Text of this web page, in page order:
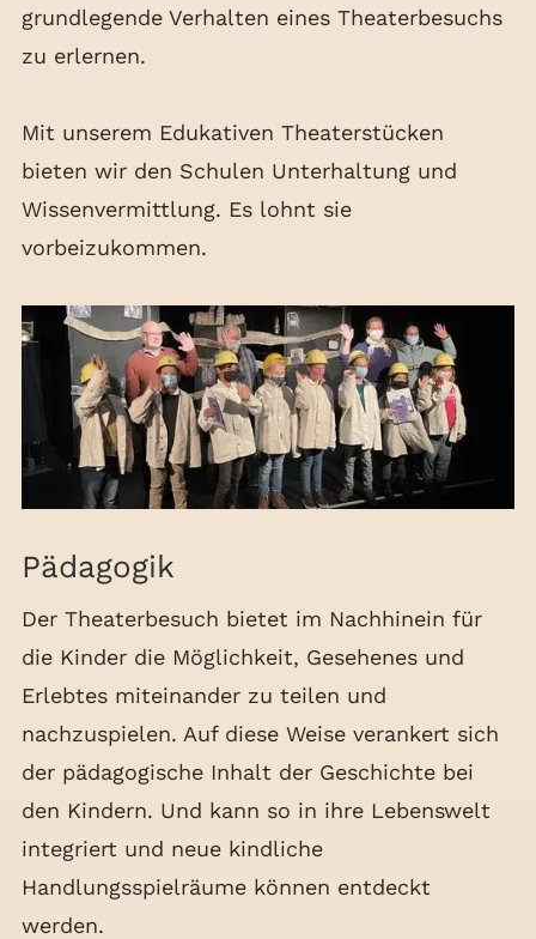
grundlegende Verhalten eines Theaterbesuchs
zu erlernen.
Mit unserem Edukativen Theaterstücken
bieten wir den Schulen Unterhaltung und
Wissenvermittlung. Es lohnt sie
vorbeizukommen.
Pädagogik
Der Theaterbesuch bietet im Nachhinein für
die Kinder die Möglichkeit, Gesehenes und
Erlebtes miteinander zu teilen und
nachzuspielen. Auf diese Weise verankert sich
der pädagogische Inhalt der Geschichte bei
den Kindern. Und kann so in ihre Lebenswelt
integriert und neue kindliche
Handlungsspielräume können entdeckt
werden.